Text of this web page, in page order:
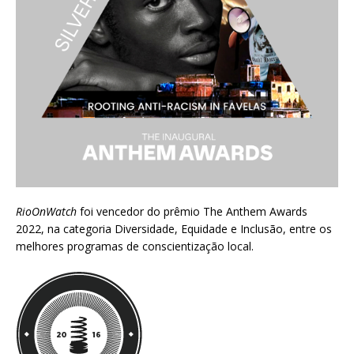
RioOnWatch foi vencedor do prêmio The Anthem Awards
2022, na categoria Diversidade, Equidade e Inclusão, entre os
melhores programas de conscientização local.